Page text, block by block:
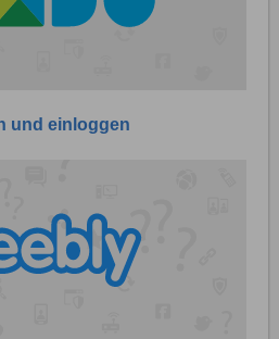
und einloggen